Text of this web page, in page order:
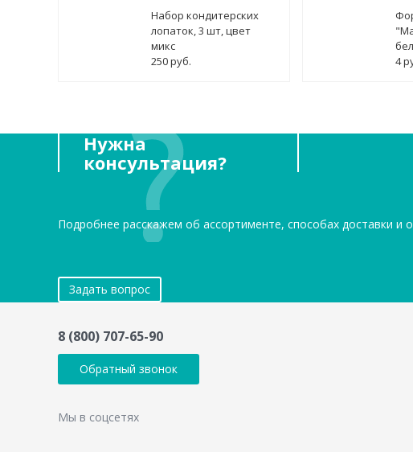
Набор кондитерских
лопаток, 3 шт, цвет
микс
250 руб.
4
Нужна
консультация?
Подробнее расскажем об ассортименте, способах доставки
Задать вопрос
8 (800) 707-65-90
Обратный звонок
Мы в соцсетях